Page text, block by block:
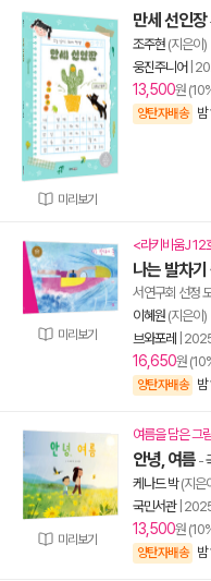
미리보기
만세 선인장
조주현 (지은이)
웅진주니어
13,500원
양탄자배송 밤
미리보기
<라키비움J 12
나는 발차기
서연구회 선정
이혜원 (지은이)
브와포레
16,650원
양탄자배송 밤
미리보기
여름을 담은 그
안녕, 여름 -
케나드 박(지은
국민서관|
13,500원
양탄자배송 밤